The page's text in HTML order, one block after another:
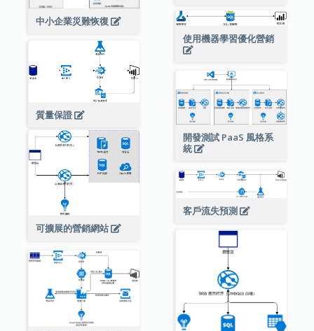
中小企業災難恢復
使用機器學習優化營銷
質量保證
開發測試 PaaS 風格系
統
可擴展的營銷網站
客戶流失預測